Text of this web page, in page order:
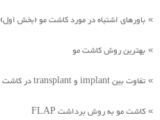
» باورهای اشتباه در مورد کاشت مو (بخش اول)
» بهترین روش کاشت مو
» تفاوت بین implant و transplant در کاشت مو
» کاشت مو به روش برداشت FLAP